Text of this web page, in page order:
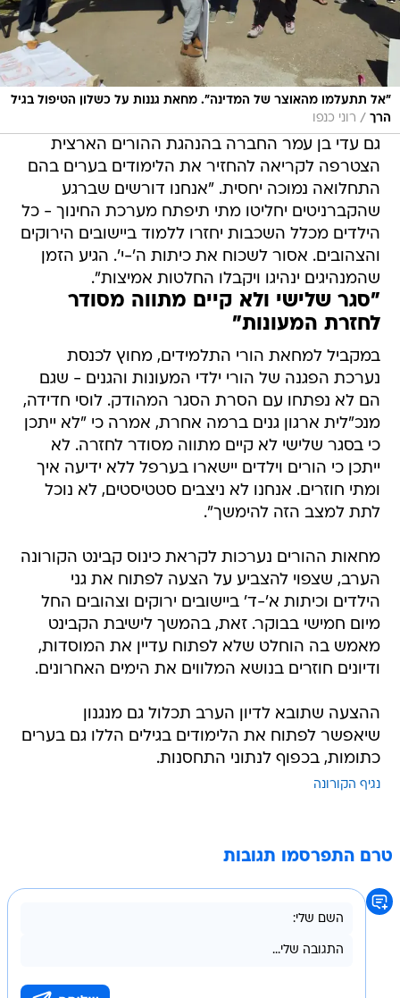
"אל תתעלמו מהאוצר של המדינה". מחאת גננות על כשלון הטיפול בגיל
הרך / רוני כנפו
גם עדי בן עמר החברה בהנהגת ההורים הארצית
הצטרפה לקריאה להחזיר את הלימודים בערים בהם
התחלואה נמוכה יחסית. "אנחנו דורשים שברגע
שהקברניטים יחליטו מתי תיפתח מערכת החינוך - כל
הילדים מכלל השכבות יחזרו ללמוד ביישובים הירוקים
והצהובים. אסור לשכוח את כיתות ה'-י'. הגיע הזמן
שהמנהיגים ינהיגו ויקבלו החלטות אמיצות".
"סגר שלישי ולא קיים מתווה מסודר
לחזרת המעונות"
במקביל למחאת הורי התלמידים, מחוץ לכנסת
נערכת הפגנה של הורי ילדי המעונות והגנים - שגם
הם לא נפתחו עם הסרת הסגר המהודק. לוסי חדידה,
מנכ"לית ארגון גנים ברמה אחרת, אמרה כי "לא ייתכן
כי בסגר שלישי לא קיים מתווה מסודר לחזרה. לא
ייתכן כי הורים וילדים יישארו בערפל ללא ידיעה איך
ומתי חוזרים. אנחנו לא ניצבים סטטיסטים, לא נוכל
לתת למצב הזה להימשך".
מחאות ההורים נערכות לקראת כינוס קבינט הקורונה
הערב, שצפוי להצביע על הצעה לפתוח את גני
הילדים וכיתות א'-ד' ביישובים ירוקים וצהובים החל
מיום חמישי בבוקר. זאת, בהמשך לישיבת הקבינט
מאמש בה הוחלט שלא לפתוח עדיין את המוסדות,
ודיונים חוזרים בנושא המלווים את הימים האחרונים.
ההצעה שתובא לדיון הערב תכלול גם מנגנון
שיאפשר לפתוח את הלימודים בגילים הללו גם בערים
כתומות, בכפוף לנתוני התחסנות.
נגיף הקורונה
טרם התפרסמו תגובות